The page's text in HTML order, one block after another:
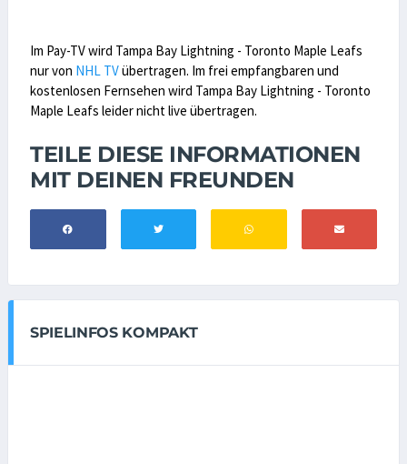
Im Pay-TV wird Tampa Bay Lightning - Toronto Maple Leafs
nur von NHL TVübertragen. Im frei empfangbaren und
kostenlosen Fernsehen wird Tampa Bay Lightning - Toronto
Maple Leafs leider nicht live übertragen.
TEILE DIESE INFORMATIONEN
MIT DEINEN FREUNDEN
SPIELINFOS KOMPAKT